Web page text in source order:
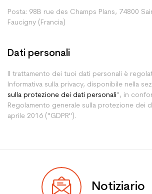
Posta: 98B rue des Champs Plans, 74800
Faucigny (Francia)
Dati personali
Il trattamento dei tuoi dati personali è
Informativa sulla privacy, disponibile nella
sulla protezione dei dati personali", in
Regolamento generale sulla protezione dei
aprile 2016 ("GDPR").
Notiziario